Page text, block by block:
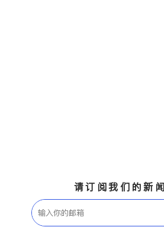
请订阅我们的新闻